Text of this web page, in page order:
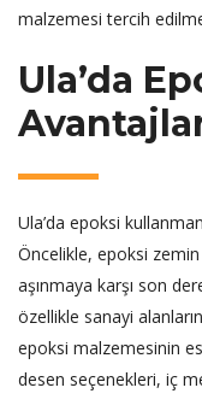
malzemesi tercih
Ula’da
Ula’da epoksi
Öncelikle, epoksi
aşınmaya karşı son
özellikle sanayi
epoksi malzemesinin
desen seçenekleri, iç